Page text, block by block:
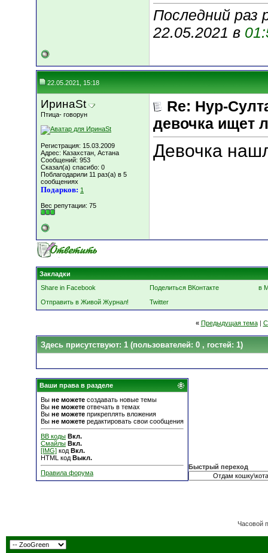
Последний раз
22.05.2021 в
22.05.2021, 15:18
ИринаSt
Птица- говорун
Регистрация: 15.03.2009
Адрес: Казахстан, Астана
Сообщений: 953
Сказал(а) спасибо: 0
Поблагодарили 11 раз(а) в 5
сообщениях
Подарков: 1
Вес репутации: 75
Re: Нур-
девочка ищет
Девочка
Закладки
Share in Facebook
Поделиться ВКонтакте
в
Отправить в Живой Журнал!
Twitter
« Предыдущая тема|
Здесь присутствуют: 1 (пользователей: 0 , гостей: 1)
Ваши права в разделе
Вы не можете создавать новые темы
Вы не можете отвечать в темах
Вы не можете прикреплять вложения
Вы не можете редактировать свои сообщения
BB коды Вкл.
Смайлы Вкл.
[IMG] код Вкл.
HTML код Выкл.
Правила форума
Быстрый переход
Часовой